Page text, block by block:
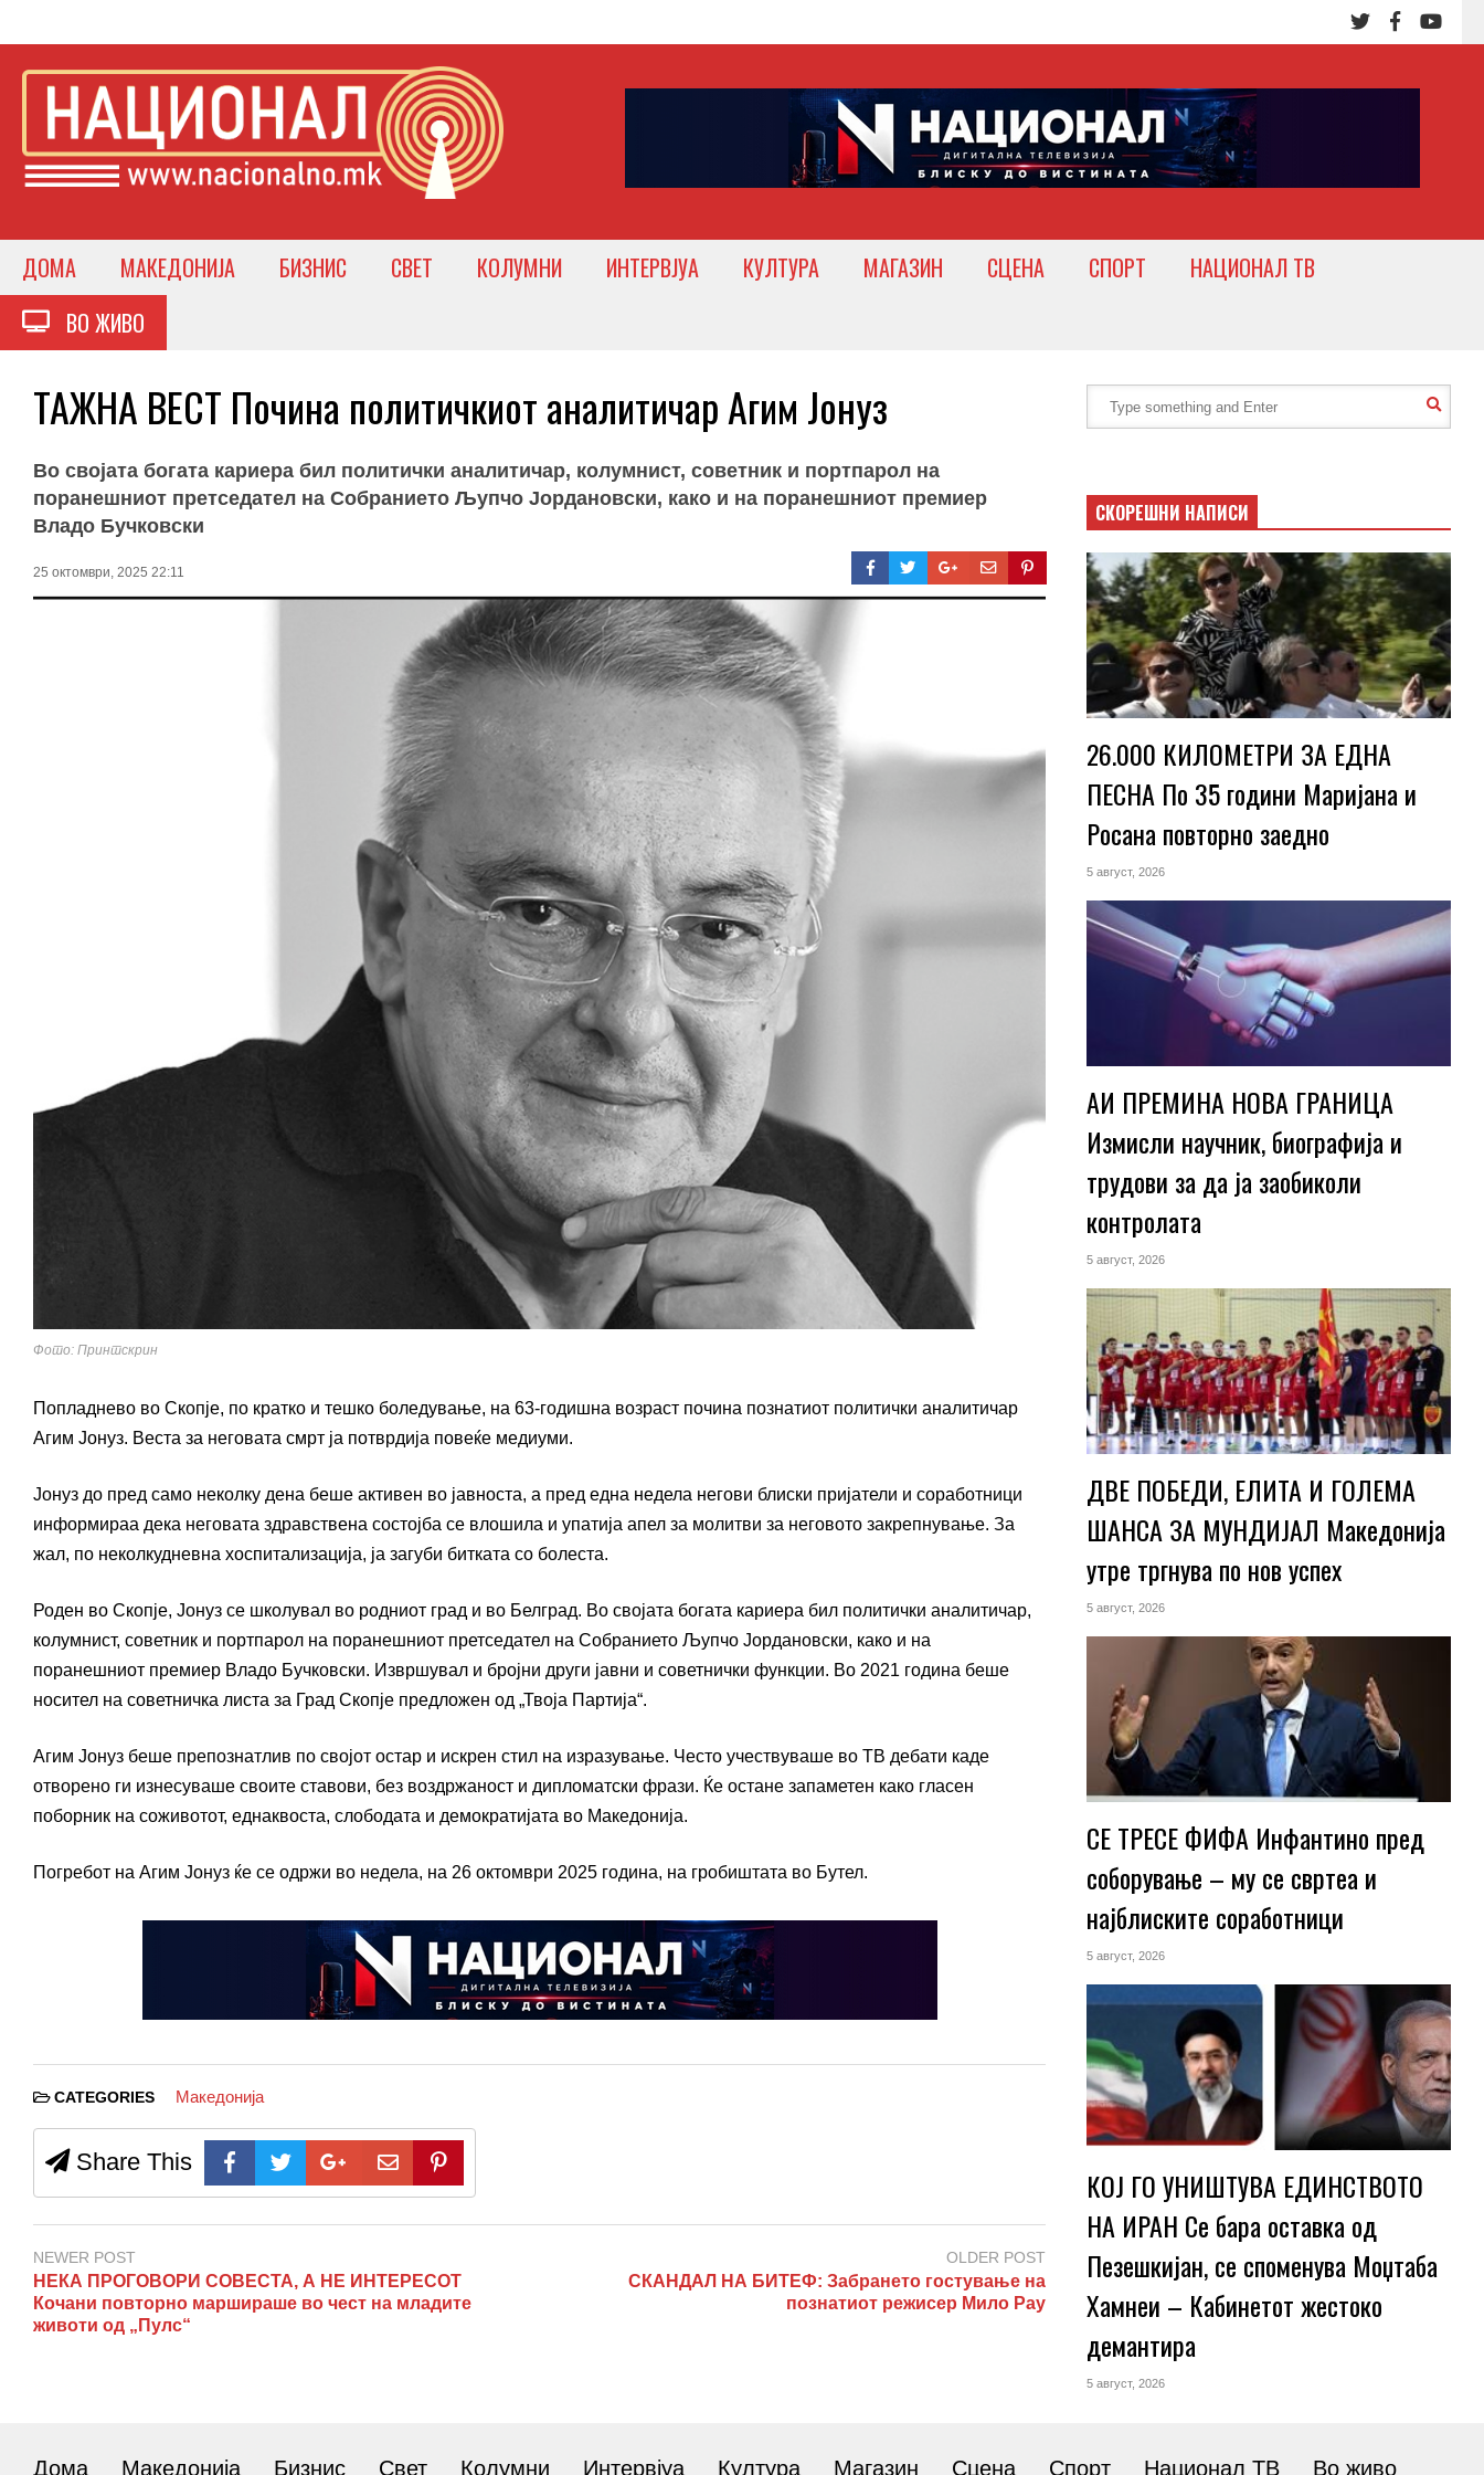
ДОМА МАКЕДОНИЈА БИЗНИС СВЕТ КОЛУМНИ ИНТЕРВЈУА КУЛТУРА МАГАЗИН СЦЕНА СПОРТ
НАЦИОНАЛ ТВ
ВО ЖИВО
ТАЖНА ВЕСТ Почина политичкиот аналитичар Агим Јонуз
Во својата богата кариера бил политички аналитичар, колумнист, советник и портпарол на
поранешниот претседател на Собранието Љупчо Јордановски, како и на поранешниот премиер
Владо Бучковски
25 октомври, 2025 22:11
Фото: Принтскрин
Попладнево во Скопје, по кратко и тешко боледување, на 63-годишна возраст почина познатиот политички аналитичар
Агим Јонуз. Веста за неговата смрт ја потврдија повеќе медиуми.
Јонуз до пред само неколку дена беше активен во јавноста, а пред една недела негови блиски пријатели и соработници
информираа дека неговата здравствена состојба се влошила и упатија апел за молитви за неговото закрепнување. За
жал, по неколкудневна хоспитализација, ја загуби битката со болеста.
Роден во Скопје, Јонуз се школувал во родниот град и во Белград. Во својата богата кариера бил политички аналитичар,
колумнист, советник и портпарол на поранешниот претседател на Собранието Љупчо Јордановски, како и на
поранешниот премиер Владо Бучковски. Извршувал и бројни други јавни и советнички функции. Во 2021 година беше
носител на советничка листа за Град Скопје предложен од „Твоја Партија“.
Агим Јонуз беше препознатлив по својот остар и искрен стил на изразување. Често учествуваше во ТВ дебати каде
отворено ги изнесуваше своите ставови, без воздржаност и дипломатски фрази. Ќе остане запаметен како гласен
поборник на соживотот, еднаквоста, слободата и демократијата во Македонија.
Погребот на Агим Јонуз ќе се одржи во недела, на 26 октомври 2025 година, на гробиштата во Бутел.
CATEGORIES Македонија
Share This
NEWER POST
НЕКА ПРОГОВОРИ СОВЕСТА, А НЕ ИНТЕРЕСОТ
Кочани повторно маршираше во чест на младите
животи од „Пулс“
OLDER POST
СКАНДАЛ НА БИТЕФ: Забрането гостување на
познатиот режисер Мило Рау
СКОРЕШНИ НАПИСИ
26.000 КИЛОМЕТРИ ЗА ЕДНА
ПЕСНА По 35 години Маријана и
Росана повторно заедно
5 август, 2026
АИ ПРЕМИНА НОВА ГРАНИЦА
Измисли научник, биографија и
трудови за да ја заобиколи
контролата
5 август, 2026
ДВЕ ПОБЕДИ, ЕЛИТА И ГОЛЕМА
ШАНСА ЗА МУНДИЈАЛ Македонија
утре тргнува по нов успех
5 август, 2026
СЕ ТРЕСЕ ФИФА Инфантино пред
соборување – му се свртеа и
најблиските соработници
5 август, 2026
КОЈ ГО УНИШТУВА ЕДИНСТВОТО
НА ИРАН Се бара оставка од
Пезешкијан, се споменува Моџтаба
Хамнеи – Кабинетот жестоко
демантира
5 август, 2026
Дома Македонија Бизнис Свет Колумни Интервјуа Култура Магазин Сцена Спорт Национал ТВ Во живо